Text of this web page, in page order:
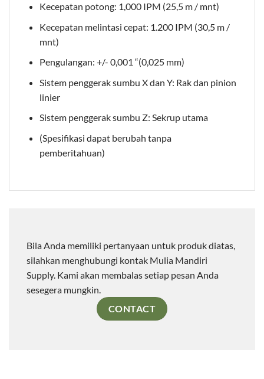
Kecepatan potong: 1,000 IPM (25,5 m / mnt)
Kecepatan melintasi cepat: 1.200 IPM (30,5 m /
mnt)
Pengulangan: +/- 0,001 “(0,025 mm)
Sistem penggerak sumbu X dan Y: Rak dan pinion
linier
Sistem penggerak sumbu Z: Sekrup utama
(Spesifikasi dapat berubah tanpa
pemberitahuan)
Bila Anda memiliki pertanyaan untuk produk diatas,
silahkan menghubungi kontak Mulia Mandiri
Supply. Kami akan membalas setiap pesan Anda
sesegera mungkin.
CONTACT